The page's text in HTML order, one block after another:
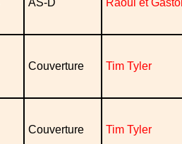
AS-D Raoul et
Couverture Tim Tyler
Couverture Tim Tyler